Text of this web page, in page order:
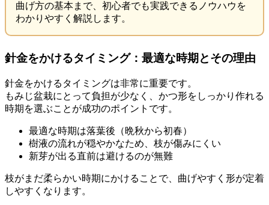
曲げ方の基本まで、初心者でも実践できるノウハウを
わかりやすく解説します。
針金をかけるタイミング：最適な時期とその理由
針金をかけるタイミングは非常に重要です。
もみじ盆栽にとって負担が少なく、かつ形をしっかり作れる
時期を選ぶことが成功のポイントです。
最適な時期は落葉後（晩秋から初春）
樹液の流れが穏やかなため、枝が傷みにくい
新芽が出る直前は避けるのが無難
枝がまだ柔らかい時期にかけることで、曲げやすく形が定着
しやすくなります。